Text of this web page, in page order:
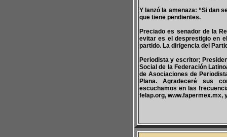
Y lanzó la amenaza: “Si dan
que tiene pendientes.
Preciado es senador de la
evitar es el desprestigio en
partido. La dirigencia del
Periodista y escritor;
Social de la Federación
de Asociaciones de
Plana. Agradeceré sus
escuchamos en las
felap.org, www.fapermex.mx,